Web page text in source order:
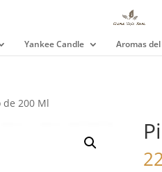
Yankee Candle Aromas
de 200 Ml